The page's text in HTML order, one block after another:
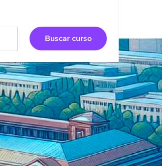
Buscar curso